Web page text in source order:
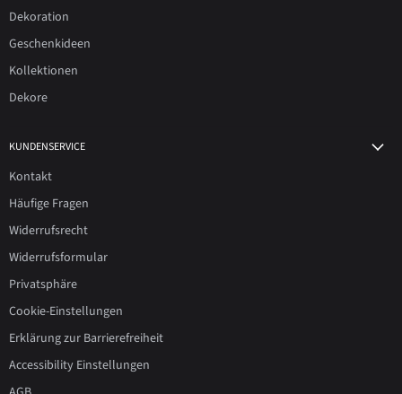
Dekoration
Geschenkideen
Kollektionen
Dekore
KUNDENSERVICE
Kontakt
Häufige Fragen
Widerrufsrecht
Widerrufsformular
Privatsphäre
Cookie-Einstellungen
Erklärung zur Barrierefreiheit
Accessibility Einstellungen